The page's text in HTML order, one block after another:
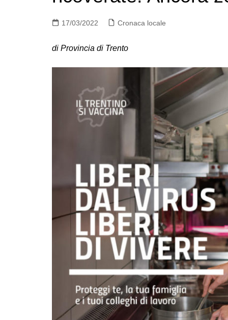
17/03/2022 Cronaca locale
di Provincia di Trento